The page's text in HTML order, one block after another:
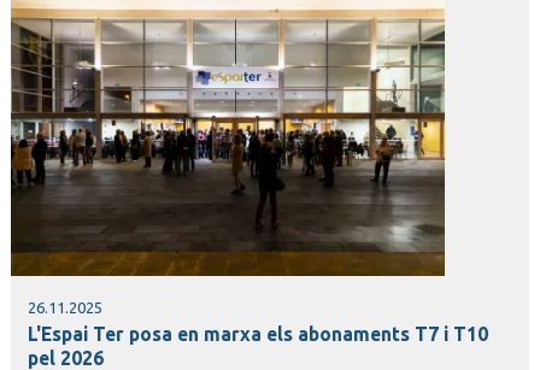
26.11.2025
L'Espai Ter posa en marxa els abonaments T7 i T10
pel 2026